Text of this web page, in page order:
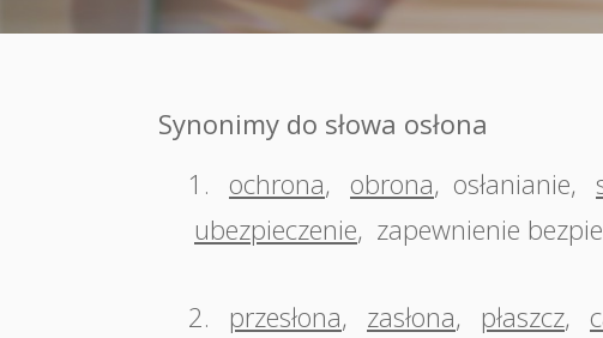
Synonimy do słowa osłona
1.
ochrona, obrona, osłanianie,
ubezpieczenie, zapewnienie
2. przesłona, zasłona, płaszcz,